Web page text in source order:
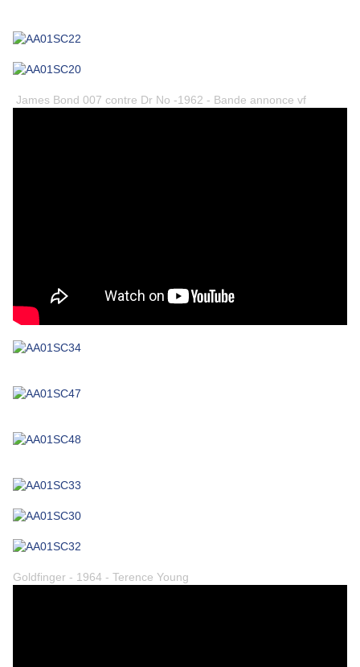
James Bond 007 contre Dr No -1962 - Bande annonce vf
Goldfinger - 1964 - Terence Young